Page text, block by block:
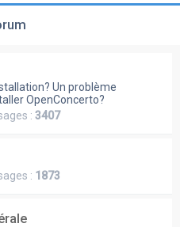
e
Un problème
OpenConcerto?
: 3407
: 1873